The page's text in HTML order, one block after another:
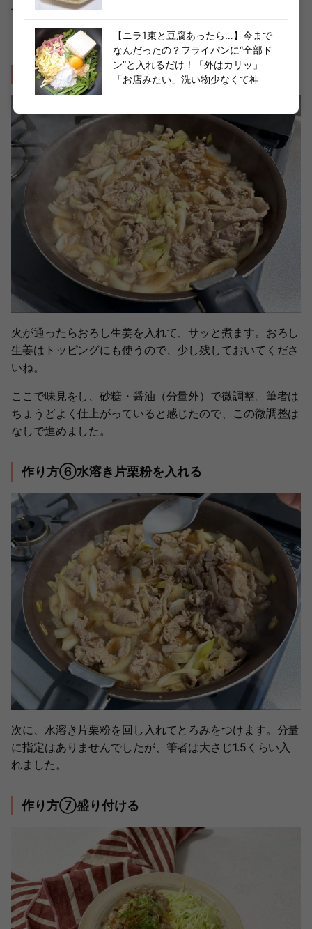
上がりになるそうです。
ここまできたら、野菜と豚こま肉は混ぜてOKです。
作り方⑤おろし生姜を入れて味を調える
火が通ったらおろし生姜を入れて、サッと煮ます。おろし
生姜はトッピングにも使うので、少し残しておいてくださ
いね。
ここで味見をし、砂糖・醤油（分量外）で微調整。筆者は
ちょうどよく仕上がっていると感じたので、この微調整は
なしで進めました。
作り方⑥水溶き片栗粉を入れる
次に​、水溶き片栗粉を回し入れてとろみをつけます。分量
に指定はありませんでしたが、筆者は大さじ1.5くらい入
れました。
作り方⑦盛り付ける
【ニラ1束と豆腐あったら…】今まで
なんだったの？フライパンに“全部ド
ン”と入れるだけ！「外はカリッ」
「お店みたい」洗い物少なくて神